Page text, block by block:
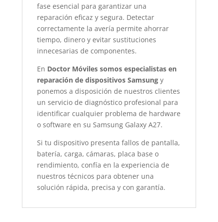
fase esencial para garantizar una
reparación eficaz y segura. Detectar
correctamente la avería permite ahorrar
tiempo, dinero y evitar sustituciones
innecesarias de componentes.
En Doctor Móviles somos especialistas en
reparación de dispositivos Samsungy
ponemos a disposición de nuestros clientes
un servicio de diagnóstico profesional para
identificar cualquier problema de hardware
o software en su Samsung Galaxy A27.
Si tu dispositivo presenta fallos de pantalla,
batería, carga, cámaras, placa base o
rendimiento, confía en la experiencia de
nuestros técnicos para obtener una
solución rápida, precisa y con garantía.